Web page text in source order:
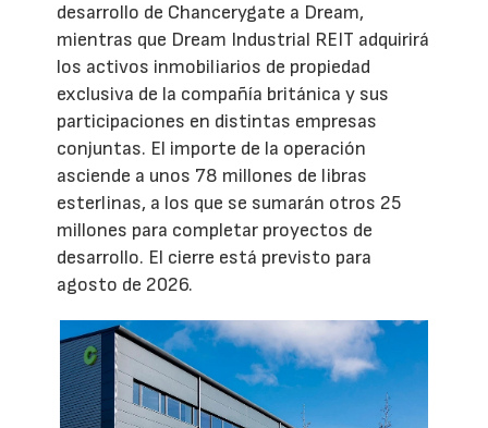
desarrollo de Chancerygate a Dream,
mientras que Dream Industrial REIT adquirirá
los activos inmobiliarios de propiedad
exclusiva de la compañía británica y sus
participaciones en distintas empresas
conjuntas. El importe de la operación
asciende a unos 78 millones de libras
esterlinas, a los que se sumarán otros 25
millones para completar proyectos de
desarrollo. El cierre está previsto para
agosto de 2026.